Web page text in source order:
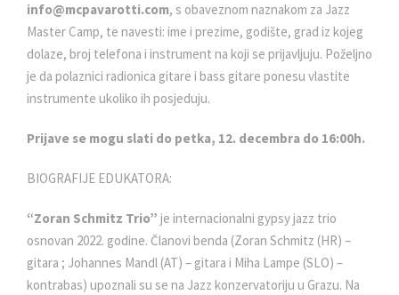
info@mcpavarotti.com, s obaveznom naznakom za Jazz
Master Camp, te navesti: ime i prezime, godište, grad iz kojeg
dolaze, broj telefona i instrument na koji se prijavljuju. Poželjno
je da polaznici radionica gitare i bass gitare ponesu vlastite
instrumente ukoliko ih posjeduju.
Prijave se mogu slati do petka, 12. decembra do 16:00h.
BIOGRAFIJE EDUKATORA:
“Zoran Schmitz Trio” je internacionalni gypsy jazz trio
osnovan 2022. godine. Članovi benda (Zoran Schmitz (HR) –
gitara ; Johannes Mandl (AT) – gitara i Miha Lampe (SLO) –
kontrabas) upoznali su se na Jazz konzervatoriju u Grazu. Na